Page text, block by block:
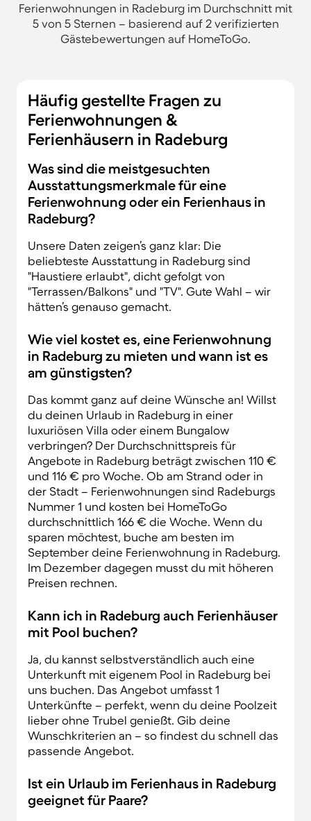
Ferienwohnungen in Radeburg im Durchschnitt mit
5 von 5 Sternen – basierend auf 2 verifizierten
Gästebewertungen auf HomeToGo.
Häufig gestellte Fragen zu
Ferienwohnungen &
Ferienhäusern in Radeburg
Was sind die meistgesuchten
Ausstattungsmerkmale für eine
Ferienwohnung oder ein Ferienhaus in
Radeburg?
Unsere Daten zeigen’s ganz klar: Die
beliebteste Ausstattung in Radeburg sind
"Haustiere erlaubt", dicht gefolgt von
"Terrassen/Balkons" und "TV". Gute Wahl – wir
hätten’s genauso gemacht.
Wie viel kostet es, eine Ferienwohnung
in Radeburg zu mieten und wann ist es
am günstigsten?
Das kommt ganz auf deine Wünsche an! Willst
du deinen Urlaub in Radeburg in einer
luxuriösen Villa oder einem Bungalow
verbringen? Der Durchschnittspreis für
Angebote in Radeburg beträgt zwischen 110 €
und 116 € pro Woche. Ob am Strand oder in
der Stadt – Ferienwohnungen sind Radeburgs
Nummer 1 und kosten bei HomeToGo
durchschnittlich 166 € die Woche. Wenn du
sparen möchtest, buche am besten im
September deine Ferienwohnung in Radeburg.
Im Dezember dagegen musst du mit höheren
Preisen rechnen.
Kann ich in Radeburg auch Ferienhäuser
mit Pool buchen?
Ja, du kannst selbstverständlich auch eine
Unterkunft mit eigenem Pool in Radeburg bei
uns buchen. Das Angebot umfasst 1
Unterkünfte – perfekt, wenn du deine Poolzeit
lieber ohne Trubel genießt. Gib deine
Wunschkriterien an – so findest du schnell das
passende Angebot.
Ist ein Urlaub im Ferienhaus in Radeburg
geeignet für Paare?